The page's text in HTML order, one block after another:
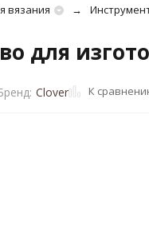
вязания
для
Clover К